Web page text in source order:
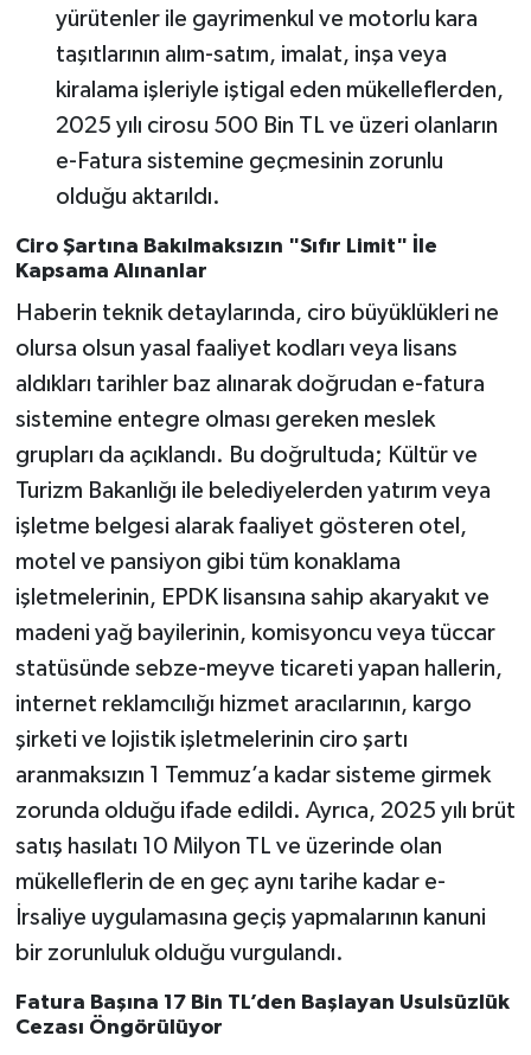
yürütenler ile gayrimenkul ve motorlu kara
taşıtlarının alım-satım, imalat, inşa veya
kiralama işleriyle iştigal eden mükelleflerden,
2025 yılı cirosu 500 Bin TL ve üzeri olanların
e-Fatura sistemine geçmesinin zorunlu
olduğu aktarıldı.
Ciro Şartına Bakılmaksızın "Sıfır Limit" İle
Kapsama Alınanlar
Haberin teknik detaylarında, ciro büyüklükleri ne
olursa olsun yasal faaliyet kodları veya lisans
aldıkları tarihler baz alınarak doğrudan e-fatura
sistemine entegre olması gereken meslek
grupları da açıklandı. Bu doğrultuda; Kültür ve
Turizm Bakanlığı ile belediyelerden yatırım veya
işletme belgesi alarak faaliyet gösteren otel,
motel ve pansiyon gibi tüm konaklama
işletmelerinin, EPDK lisansına sahip akaryakıt ve
madeni yağ bayilerinin, komisyoncu veya tüccar
statüsünde sebze-meyve ticareti yapan hallerin,
internet reklamcılığı hizmet aracılarının, kargo
şirketi ve lojistik işletmelerinin ciro şartı
aranmaksızın 1 Temmuz’a kadar sisteme girmek
zorunda olduğu ifade edildi. Ayrıca, 2025 yılı brüt
satış hasılatı 10 Milyon TL ve üzerinde olan
mükelleflerin de en geç aynı tarihe kadar e-
İrsaliye uygulamasına geçiş yapmalarının kanuni
bir zorunluluk olduğu vurgulandı.
Fatura Başına 17 Bin TL’den Başlayan Usulsüzlük
Cezası Öngörülüyor